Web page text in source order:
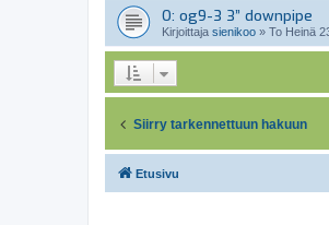
O: og9-3 3” downpipe
Kirjoittaja sienikoo » To Heinä
Siirry tarkennettuun hakuun
Etusivu